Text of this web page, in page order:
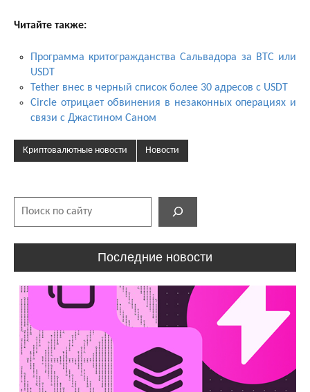
Читайте также:
Программа критогражданства Сальвадора за BTC или
USDT
Tether внес в черный список более 30 адресов с USDT
Circle отрицает обвинения в незаконных операциях и
связи с Джастином Саном
Криптовалютные новости Новости
Последние новости